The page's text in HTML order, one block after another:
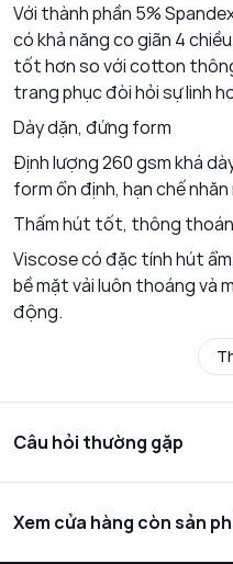
Với thành phần 5%
có khả năng co giãn 4
tốt hơn so với cotton
trang phục đòi hỏi sự linh
Dày dặn, đứng form
Định lượng 260 gsm khá
form ổn định, hạn chế nhăn
Thấm hút tốt, thông
Viscose có đặc tính hút
bề mặt vải luôn thoáng và
động.
Câu hỏi thường gặp
Xem cửa hàng còn sản